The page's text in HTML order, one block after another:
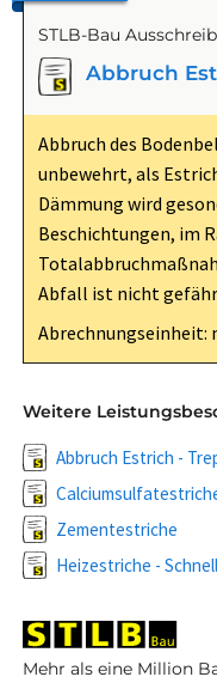
STLB-Bau
Abbruch
Abbruch des
unbewehrt, als
Dämmung wird
Beschichtungen, im
Abfall ist nicht
Abrechnungseinheit:
Weitere
Abbruch Estrich -
Zementestriche
Heizestriche -
Mehr als eine Million